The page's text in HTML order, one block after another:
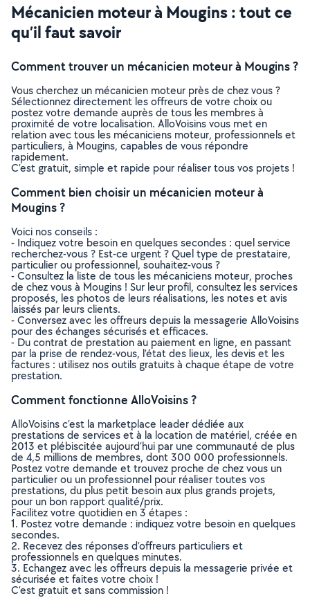
Mécanicien moteur à Mougins : tout ce
qu’il faut savoir
Comment trouver un mécanicien moteur à Mougins ?
Vous cherchez un mécanicien moteur près de chez vous ?
Sélectionnez directement les offreurs de votre choix ou
postez votre demande auprès de tous les membres à
proximité de votre localisation. AlloVoisins vous met en
relation avec tous les mécaniciens moteur, professionnels et
particuliers, à Mougins, capables de vous répondre
rapidement.
C’est gratuit, simple et rapide pour réaliser tous vos projets !
Comment bien choisir un mécanicien moteur à
Mougins ?
Voici nos conseils :
- Indiquez votre besoin en quelques secondes : quel service
recherchez-vous ? Est-ce urgent ? Quel type de prestataire,
particulier ou professionnel, souhaitez-vous ?
- Consultez la liste de tous les mécaniciens moteur, proches
de chez vous à Mougins ! Sur leur profil, consultez les services
proposés, les photos de leurs réalisations, les notes et avis
laissés par leurs clients.
- Conversez avec les offreurs depuis la messagerie AlloVoisins
pour des échanges sécurisés et efficaces.
- Du contrat de prestation au paiement en ligne, en passant
par la prise de rendez-vous, l’état des lieux, les devis et les
factures : utilisez nos outils gratuits à chaque étape de votre
prestation.
Comment fonctionne AlloVoisins ?
AlloVoisins c’est la marketplace leader dédiée aux
prestations de services et à la location de matériel, créée en
2013 et plébiscitée aujourd’hui par une communauté de plus
de 4,5 millions de membres, dont 300 000 professionnels.
Postez votre demande et trouvez proche de chez vous un
particulier ou un professionnel pour réaliser toutes vos
prestations, du plus petit besoin aux plus grands projets,
pour un bon rapport qualité/prix.
Facilitez votre quotidien en 3 étapes :
1. Postez votre demande : indiquez votre besoin en quelques
secondes.
2. Recevez des réponses d’offreurs particuliers et
professionnels en quelques minutes.
3. Echangez avec les offreurs depuis la messagerie privée et
sécurisée et faites votre choix !
C’est gratuit et sans commission !